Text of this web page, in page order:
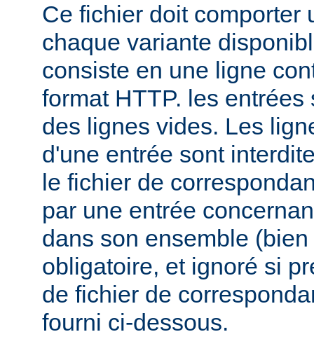
Ce fichier doit comporter
chaque variante
consiste en une ligne
format HTTP. les
des lignes vides. Les
d'une entrée sont
le fichier de
par une entrée
dans son ensemble
obligatoire, et ignoré si
de fichier de
fourni ci-dessous.